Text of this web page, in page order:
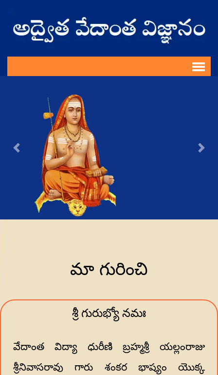
Previous
మా గురించి
శ్రీ గురుభ్యో నమః
వేదాంత విద్యా ధురీణి బ్రహ్మశ్రీ యల్లంరాజు
శ్రీనివాసరావు గారు శంకర భాష్యం యొక్క